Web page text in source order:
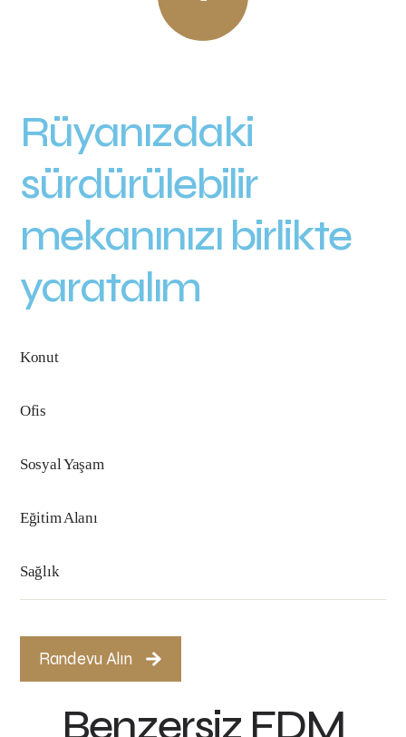
Rüyanızdaki
sürdürülebilir
mekanınızı birlikte
yaratalım
Konut
Ofis
Sosyal Yaşam
Eğitim Alanı
Sağlık
Randevu Alın
Benzersiz FDM